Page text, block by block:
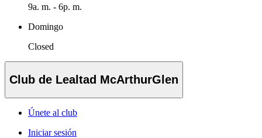
9a. m. - 6p. m.
Domingo
Closed
Club de Lealtad McArthurGlen
Únete al club
Iniciar sesión